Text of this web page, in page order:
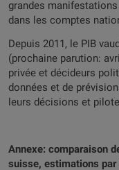
grandes
dans les comptes
Depuis 2011, le PIB
(prochaine parution:
privée et décideurs
données et de
leurs décisions et
Annexe: comparaison
suisse, estimations